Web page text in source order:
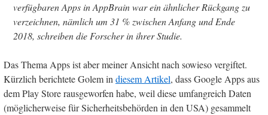
verfügbaren Apps in AppBrain war ein ähnlicher Rückgang zu
verzeichnen, nämlich um 31 % zwischen Anfang und Ende
2018, schreiben die Forscher in ihrer Studie.
Das Thema Apps ist aber meiner Ansicht nach sowieso vergiftet.
Kürzlich berichtete Golem indiesem Artikel, dass Google Apps aus
dem Play Store rausgeworfen habe, weil diese umfangreich Daten
(möglicherweise für Sicherheitsbehörden in den USA) gesammelt